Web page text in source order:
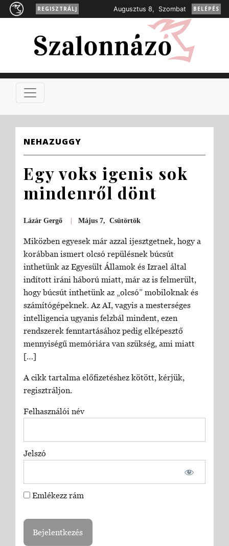
REGISZTRÁLJ Augusztus 8, Szombat BELÉPÉS
NEHAZUGGY
Egy voks igenis sok
mindenről dönt
Lázár Gergő Május 7, Csütörtök
Miközben egyesek már azzal ijesztgetnek, hogy a
korábban ismert olcsó repülésnek búcsút
inthetünk az Egyesült Államok és Izrael által
indított iráni háború miatt, már az is felmerült,
hogy búcsút inthetünk az „olcsó” mobiloknak és
számítógépeknek. Az AI, vagyis a mesterséges
intelligencia ugyanis felzbál mindent, ezen
rendszerek fenntartásához pedig elképesztő
mennyiségű memóriára van szükség, ami miatt
[…]
A cikk tartalma előfizetéshez kötött, kérjük,
regisztráljon.
Felhasználói név
Jelszó
Emlékezz rám